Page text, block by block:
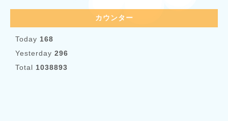
カウンター
Today 168
Yesterday 296
Total 1038893